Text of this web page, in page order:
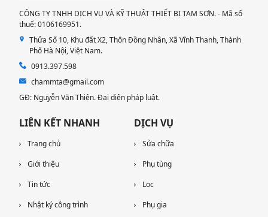
CÔNG TY TNHH DỊCH VỤ VÀ KỸ THUẬT THIẾT BỊ TAM SƠN. - Mã số
thuế: 0106169951.
Thửa Số 10, Khu đất X2, Thôn Đồng Nhân, Xã Vĩnh Thanh, Thành
Phố Hà Nội, Việt Nam.
0913.397.598
chammta@gmail.com
GĐ: Nguyễn Văn Thiện. Đại diện pháp luật.
LIÊN KẾT NHANH
Trang chủ
Giới thiệu
Tin tức
Nhật ký công trình
DỊCH VỤ
Sửa chữa
Phụ tùng
Lọc
Phụ gia